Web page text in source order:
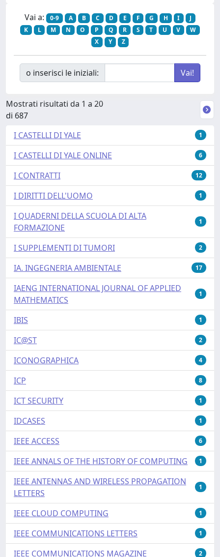
Vai a: 0-9 A B C D E F G H I
J
K
L M N O P Q R S T U V
W
X
Y Z
o inserisci le iniziali:
Mostrati risultati da 1 a 20
di 687
I CASTELLI DI YALE
1
I CASTELLI DI YALE ONLINE 6
I CONTRATTI 12
I DIRITTI DELL'UOMO 1
I QUADERNI DELLA SCUOLA DI ALTA
FORMAZIONE
1
I SUPPLEMENTI DI TUMORI 2
IA. INGEGNERIA AMBIENTALE 17
IAENG INTERNATIONAL JOURNAL OF APPLIED
MATHEMATICS
1
IBIS 1
IC@ST 2
ICONOGRAPHICA 4
ICP 8
ICT SECURITY 1
IDCASES 1
IEEE ACCESS 6
IEEE ANNALS OF THE HISTORY OF COMPUTING 1
IEEE ANTENNAS AND WIRELESS PROPAGATION
LETTERS
1
IEEE CLOUD COMPUTING 1
IEEE COMMUNICATIONS LETTERS 1
IEEE COMMUNICATIONS MAGAZINE 2